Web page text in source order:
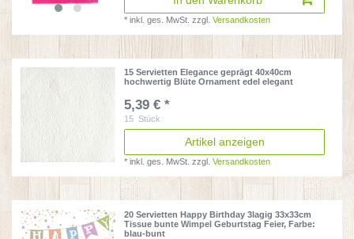
*inkl. ges. MwSt. zzgl.Versandkosten
15 Servietten Elegance geprägt 40x40cm
hochwertig Blüte Ornament edel elegant
5,39 € *
15 Stück
Artikel anzeigen
*inkl. ges. MwSt. zzgl.Versandkosten
20 Servietten Happy Birthday 3lagig 33x33cm
Tissue bunte Wimpel Geburtstag Feier, Farbe:
blau-bunt